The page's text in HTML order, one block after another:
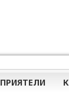
ПРИЯТЕЛИ